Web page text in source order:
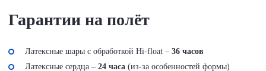
Гарантии на полёт
Латексные шары с обработкой Hi-float – 36 часов
Латексные сердца – 24 часа (из-за особенностей формы)